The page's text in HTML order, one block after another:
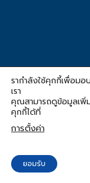
รากำลังใช้คุกกี้เพื่อม
เรา
คุณสามารถดูข้อมูลเพิ่
คุกกี้ได้ที่
การตั้งค่า
ยอมรับ